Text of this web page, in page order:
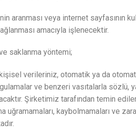
aranması veya internet sayfasının
amacıyla işlenecektir.
saklanma yöntemi;
verileriniz, otomatik ya da
ve benzeri vasıtalarla
Şirketimiz tarafından temin
uğramamaları, kaybolmamaları ve